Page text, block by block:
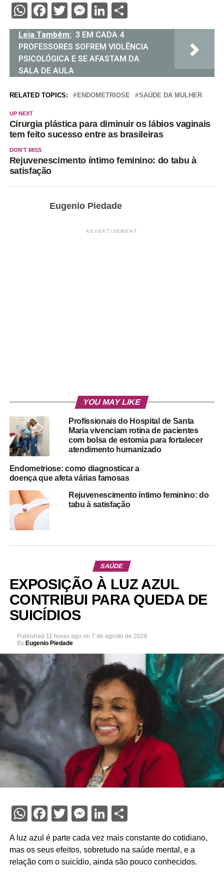
WhatsApp
Facebook
Twitter
Messenger
LinkedIn
Share
Leia Também: 3 EM CADA 4
PROFESSORES SOFREM VIOLÊNCIA
PSICOLÓGICA E SE AFASTAM DA
SALA DE AULA
RELATED TOPICS: ENDOMETRIOSE SAÚDE DA MULHER
UP NEXT
Cirurgia plástica para diminuir os lábios vaginais
tem feito sucesso entre as brasileiras
DON'T MISS
Rejuvenescimento íntimo feminino: do tabu à
satisfação
Eugenio Piedade
ADVERTISEMENT
YOU MAY LIKE
Profissionais do Hospital de Santa
Maria vivenciam rotina de pacientes
com bolsa de estomia para fortalecer
atendimento humanizado
Endometriose: como diagnosticar a
doença que afeta várias famosas
Rejuvenescimento íntimo feminino: do
tabu à satisfação
SAÚDE
EXPOSIÇÃO À LUZ AZUL
CONTRIBUI PARA QUEDA DE
SUICÍDIOS
Published 11 horas ago on 7 de agosto de 2026
By Eugenio Piedade
WhatsApp
Facebook
TwitterMessenger
LinkedIn
A luz azul é parte cada vez mais constante do cotidiano,
mas os seus efeitos, sobretudo na saúde mental, e a
relação com o suicídio, ainda são pouco conhecidos.